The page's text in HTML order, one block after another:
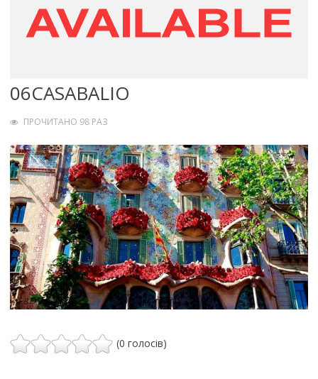
06CASABALIO
ПРОЧИТАНО 98 РАЗ
(0 голосів)